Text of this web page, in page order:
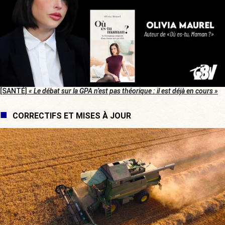
[SANTÉ] « Le débat sur la GPA n’est pas théorique : il est déjà en cours »
CORRECTIFS ET MISES À JOUR